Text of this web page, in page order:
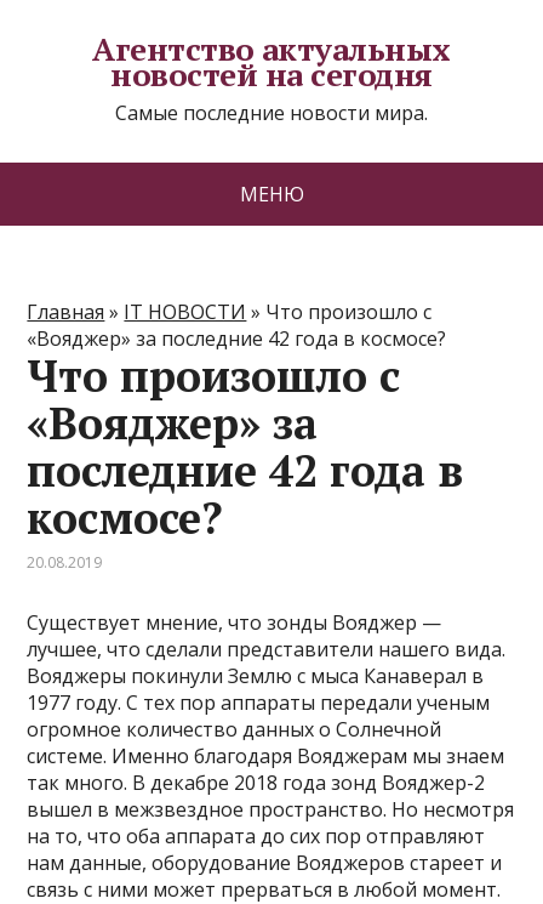
Агентство актуальных
новостей на сегодня
Самые последние новости мира.
МЕНЮ
Главная » IT НОВОСТИ » Что произошло с
«Вояджер» за последние 42 года в космосе?
Что произошло с
«Вояджер» за
последние 42 года в
космосе?
20.08.2019
Существует мнение, что зонды Вояджер —
лучшее, что сделали представители нашего вида.
Вояджеры покинули Землю с мыса Канаверал в
1977 году. С тех пор аппараты передали ученым
огромное количество данных о Солнечной
системе. Именно благодаря Вояджерам мы знаем
так много. В декабре 2018 года зонд Вояджер-2
вышел в межзвездное пространство. Но несмотря
на то, что оба аппарата до сих пор отправляют
нам данные, оборудование Вояджеров стареет и
связь с ними может прерваться в любой момент.